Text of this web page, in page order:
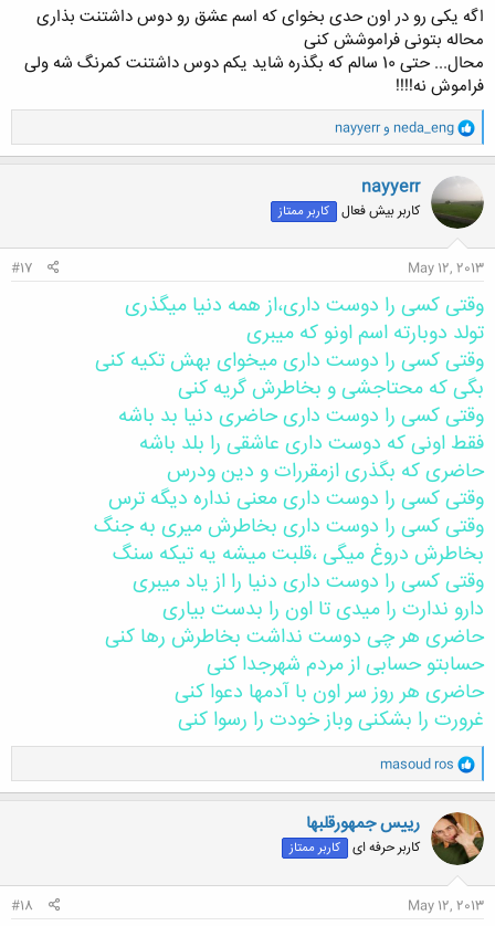
اگه یکی رو در اون حدی بخوای که اسم عشق رو دوس داشتنت بذاری
محاله بتونی فراموشش کنی
محال... حتی 10 سالم که بگذره شاید یکم دوس داشتنت کمرنگ شه ولی
فراموش نه!!!!
و
ا
ک
ن
ش
ه
ا
neda_eng وnayyerr
nayyerr
کاربر بیش فعال کاربر ممتاز
May 12, 2013
#17
وقتی کسی را دوست داری،از همه دنیا میگذری
تولد دوبارته اسم اونو که میبری
وقتی کسی را دوست داری میخوای بهش تکیه کنی
بگی که محتاجشی و بخاطرش گریه کنی
وقتی کسی را دوست داری حاضری دنیا بد باشه
فقط اونی که دوست داری عاشقی را بلد باشه
حاضری که بگذری ازمقررات و دین ودرس
وقتی کسی را دوست داری معنی نداره دیگه ترس
وقتی کسی را دوست داری بخاطرش میری به جنگ
بخاطرش دروغ میگی ،قلبت میشه یه تیکه سنگ
وقتی کسی را دوست داری دنیا را از یاد میبری
دارو ندارت را میدی تا اون را بدست بیاری
حاضری هر چی دوست نداشت بخاطرش رها کنی
حسابتو حسابی از مردم شهرجدا کنی
حاضری هر روز سر اون با آدمها دعوا کنی
غرورت را بشکنی وباز خودت را رسوا کنی
و
ا
ک
ن
ش
ه
ا
masoud ros
رییس جمهورقلبها
کاربر حرفه ای کاربر ممتاز
May 12, 2013
#18